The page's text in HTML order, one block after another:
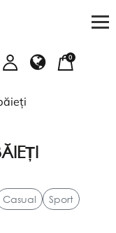
0
Casual
Sport